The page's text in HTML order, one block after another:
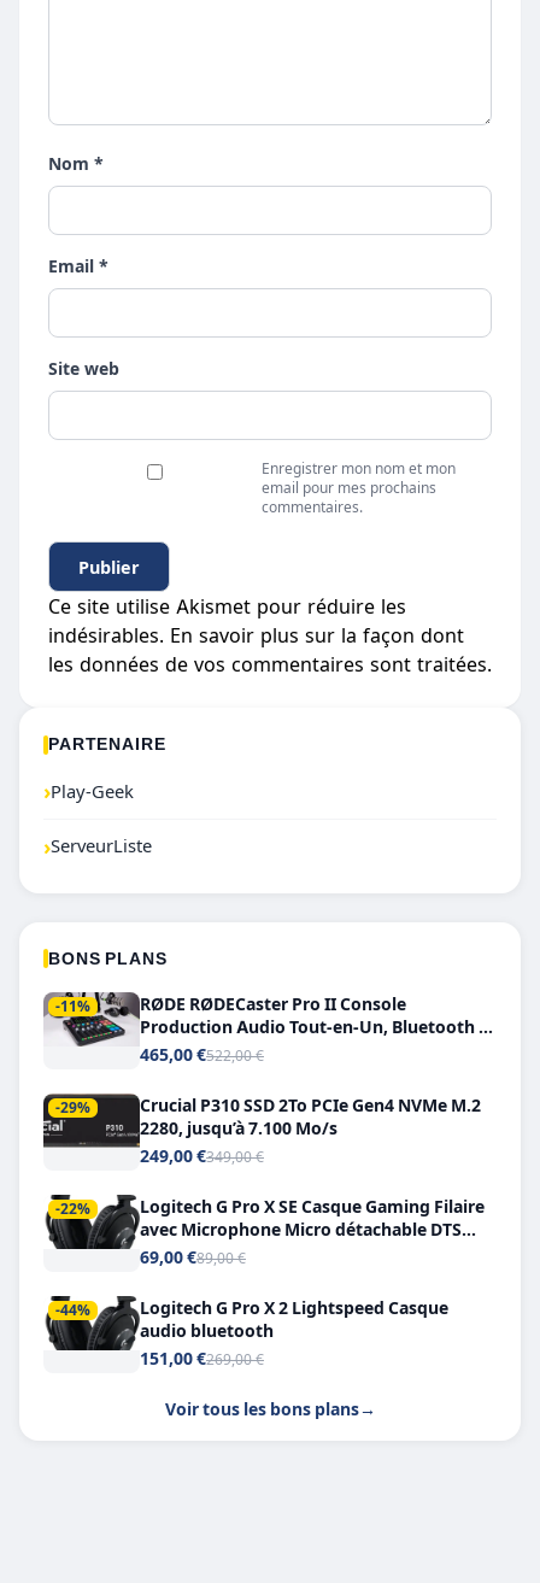
Nom *
Email *
Site web
Enregistrer mon nom et mon
email pour mes prochains
commentaires.
Ce site utilise Akismet pour réduire les
indésirables. En savoir plus sur la façon dont
les données de vos commentaires sont traitées.
PARTENAIRE
›Play-Geek
›ServeurListe
BONS PLANS
-11%
RØDE RØDECaster Pro II Console
Production Audio Tout-en-Un, Bluetooth et
Double USB-C
465,00 €522,00 €
-29%
Crucial P310 SSD 2To PCIe Gen4 NVMe M.2
2280, jusqu’à 7.100 Mo/s
249,00 €349,00 €
-22%
Logitech G Pro X SE Casque Gaming Filaire
avec Microphone Micro détachable DTS
Headphone X 7.1
69,00 €89,00 €
-44%
Logitech G Pro X 2 Lightspeed Casque
audio bluetooth
151,00 €269,00 €
Voir tous les bons plans→